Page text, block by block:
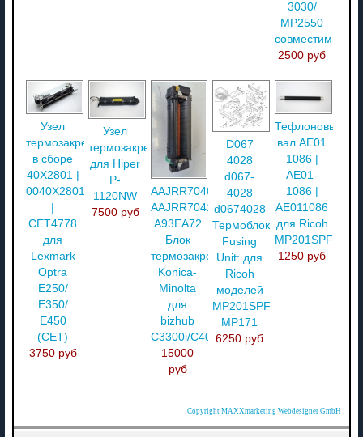
3030/
MP2550
совместимый
2500 руб
Узел
термозакрепления
в сборе
40X2801 |
0040X2801
|
CET4778
для
Lexmark
Optra
E250/
E350/
E450
(CET)
3750 руб
Узел
термозакрепления
для Hiper
P-
1120NW
7500 руб
AAJRR70400/
AAJRR70411
A93EA72
Блок
термозакрепления
Konica-
Minolta
для
bizhub
C3300i/C4000i/C3320i
15000
руб
D067
4028
d067-
4028
d0674028
Термоблок
Fusing
Unit: для
Ricoh
моделей
MP201SPF
MP171
6250 руб
Тефлоновый
вал AE01
1086 |
AE01-
1086 |
AE011086
для Ricoh
MP201SPF
1250 руб
Copyright MAXXmarketing Webdesigner GmbH